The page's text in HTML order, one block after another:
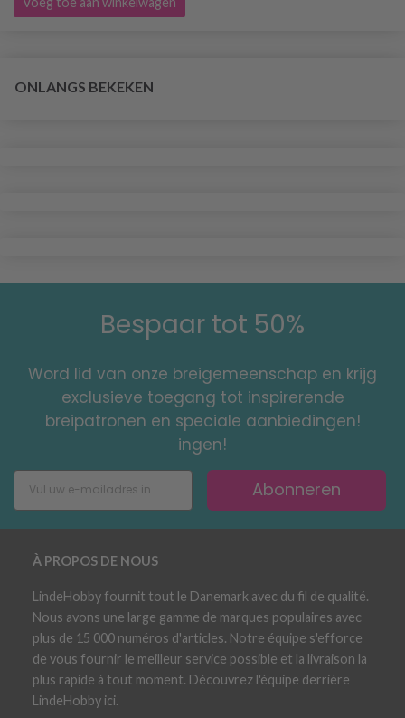
ONLANGS BEKEKEN
Bespaar tot 50%
Word lid van onze breigemeenschap en krijg
exclusieve toegang tot inspirerende
breipatronen en speciale aanbiedingen!
ingen!
Abonneren
À PROPOS DE NOUS
LindeHobby fournit tout le Danemark avec du fil de qualité.
Nous avons une large gamme de marques populaires avec
plus de 15 000 numéros d'articles. Notre équipe s'efforce
de vous fournir le meilleur service possible et la livraison la
plus rapide à tout moment. Découvrez l'équipe derrière
LindeHobby ici.